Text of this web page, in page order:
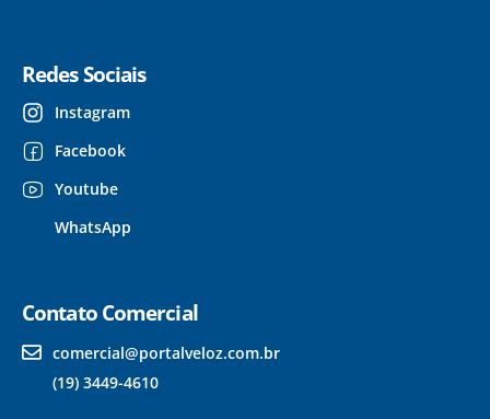
Redes Sociais
Instagram
Facebook
Youtube
WhatsApp
Contato Comercial
comercial@portalveloz.com.br
(19) 3449-4610